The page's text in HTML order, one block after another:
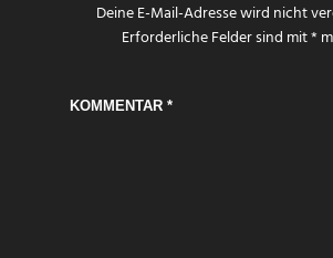
Deine E-Mail-Adresse wird nicht
Erforderliche Felder sind mit*
KOMMENTAR *